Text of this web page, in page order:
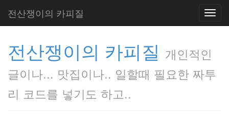
전산쟁이의 카피질
전산쟁이의 카피질 개인적인
글이나... 맛집이나.. 일할때 필요한 짜투
리 코드를 넣기도 하고..